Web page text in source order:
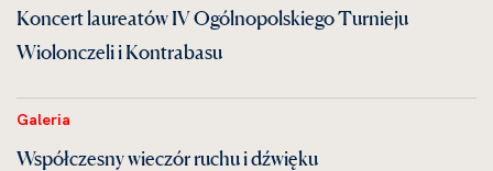
Koncert laureatów IV Ogólnopolskiego Turnieju
Wiolonczeli i Kontrabasu
Galeria
Współczesny wieczór ruchu i dźwięku